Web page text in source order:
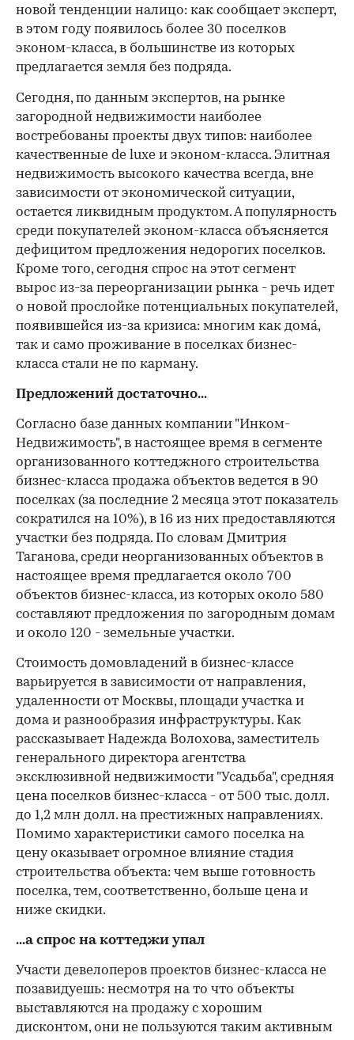
новой тенденции налицо: как сообщает эксперт,
в этом году появилось более 30 поселков
эконом-класса, в большинстве из которых
предлагается земля без подряда.
00:00 / 00:00
Сегодня, по данным экспертов, на рынке
загородной недвижимости наиболее
востребованы проекты двух типов: наиболее
качественные de luxe и эконом-класса. Элитная
недвижимость высокого качества всегда, вне
зависимости от экономической ситуации,
остается ликвидным продуктом. А популярность
среди покупателей эконом-класса объясняется
дефицитом предложения недорогих поселков.
Кроме того, сегодня спрос на этот сегмент
вырос из-за переорганизации рынка - речь идет
о новой прослойке потенциальных покупателей,
появившейся из-за кризиса: многим как домá,
так и само проживание в поселках бизнес-
класса стали не по карману.
Предложений достаточно...
Согласно базе данных компании "Инком-
Недвижимость", в настоящее время в сегменте
организованного коттеджного строительства
бизнес-класса продажа объектов ведется в 90
поселках (за последние 2 месяца этот показатель
сократился на 10%), в 16 из них предоставляются
участки без подряда. По словам Дмитрия
Таганова, среди неорганизованных объектов в
настоящее время предлагается около 700
объектов бизнес-класса, из которых около 580
составляют предложения по загородным домам
и около 120 - земельные участки.
Стоимость домовладений в бизнес-классе
варьируется в зависимости от направления,
удаленности от Москвы, площади участка и
дома и разнообразия инфраструктуры. Как
рассказывает Надежда Волохова, заместитель
генерального директора агентства
эксклюзивной недвижимости "Усадьба", средняя
цена поселков бизнес-класса - от 500 тыс. долл.
до 1,2 млн долл. на престижных направлениях.
Помимо характеристики самого поселка на
цену оказывает огромное влияние стадия
строительства объекта: чем выше готовность
поселка, тем, соответственно, больше цена и
ниже скидки.
...а спрос на коттеджи упал
Участи девелоперов проектов бизнес-класса не
позавидуешь: несмотря на то что объекты
выставляются на продажу с хорошим
дисконтом, они не пользуются таким активным